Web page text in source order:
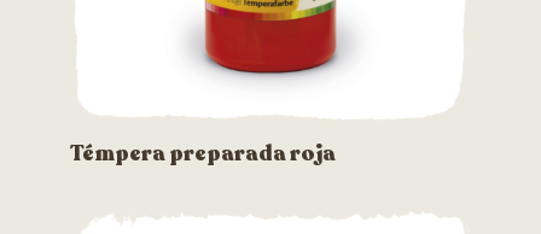
Témpera preparada roja